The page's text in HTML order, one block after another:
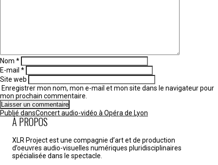
Nom *
E-mail *
Site web
Enregistrer mon nom, mon e-mail et mon site dans le navigateur pour
mon prochain commentaire.
Navigation
de
l’article
Publié dansConcert audio-vidéo à Opéra de Lyon
À PROPOS
XLR Project est une compagnie d’art et de production
d’oeuvres audio-visuelles numériques pluridisciplinaires
spécialisée dans le spectacle.